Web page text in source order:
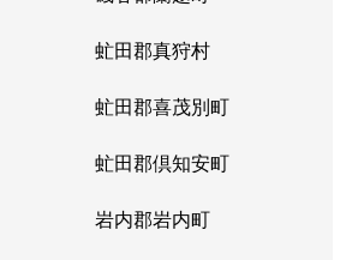
虻田郡真狩村
虻田郡喜茂別町
虻田郡倶知安町
岩内郡岩内町